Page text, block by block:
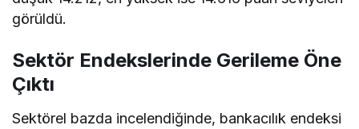
görüldü.
Sektör Endekslerinde Gerileme Öne
Çıktı
Sektörel bazda incelendiğinde, bankacılık endeksi